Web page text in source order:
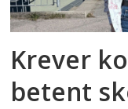
Krever
betent